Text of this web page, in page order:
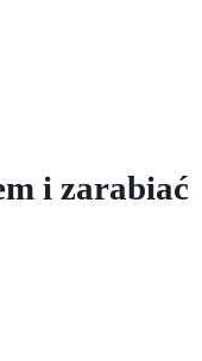
i zarabiać